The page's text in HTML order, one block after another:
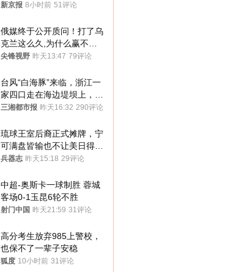
新京报 8小时前 51评论
俄媒终于公开质问！打了乌
克兰这么久,为什么赢不了?
答案令人沉默
尖锋视野 昨天13:47 79评论
台风“白海豚”来临，浙江一
家四口走在海边堤坝上，其
中9岁男孩被巨浪卷入海
三湘都市报 昨天16:32 290评论
琉球王室后裔正式摊牌，宁
可满盘皆输也不让美日得
逞，中国成关键
兵器志 昨天15:18 29评论
中超-奥斯卡一球制胜 蓉城
客场0-1玉昆6轮不胜
射门中国 昨天21:59 31评论
高分考生放弃985上警校，
也保不了一辈子安稳
狐度 10小时前 31评论